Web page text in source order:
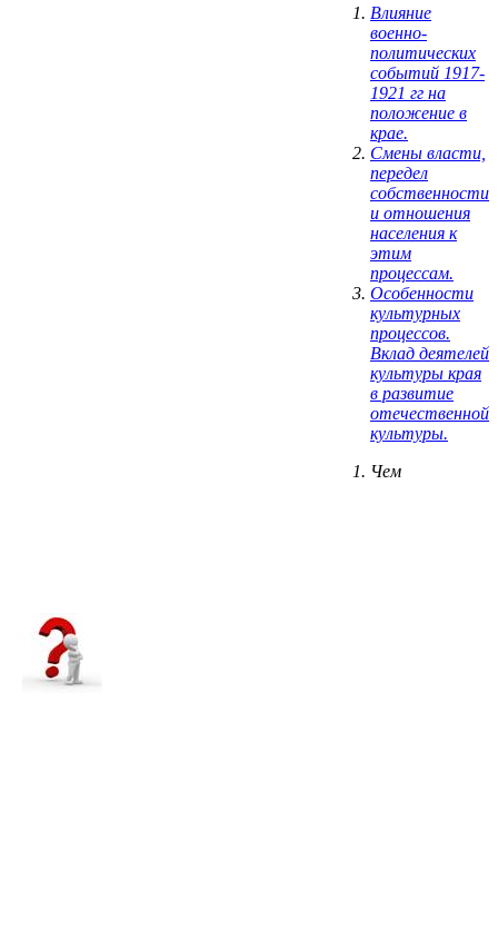
Влияние
военно-
политических
событий 1917-
1921 гг на
положение в
крае.
Смены власти,
передел
собственности
и отношения
населения к
этим
процессам.
Особенности
культурных
процессов.
Вклад деятелей
культуры края
в развитие
отечественной
культуры.
Чем